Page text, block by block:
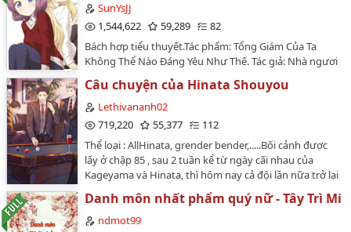
SunYsJJ
1,544,622
59,289
82
Bách hợp tiểu thuyết.Tác phẩm: Tổng Giám Của Ta
Không Thể Nào Đáng Yêu Như Thế. Tác giả: Nhà ngươi
đối diện kia nhà ăn đề lạp thước tô căn bản là không
thể ăn. Thể loại: Tình cảm, nhẹ nhàng, hiện đại, tình
một đêm, oan gia, 1×1, H scene, HE.Couple: Chung
Minh x Bạch Cẩn Niên, Đường Đường x Trần Tịnh Nhất.
Google.Edit: Sun.Tiến độ: Hoàn thành.***Vui lòng
KHÔNG COVER truyện, xin cám ơn.…
Câu chuyện của Hinata Shouyou
Lethivananh02
719,220
55,377
112
Thể loại : AllHinata, grender bender,.....Bối cảnh được
lấy ở chập 85 , sau 2 tuần kể từ ngày cãi nhau của
Kageyama và Hinata, thì hôm nay cả đội lần nữa trở lại
để đi du đấu ở Tokyo, tuy nhiên cách đó vài giờ......Lưu
ý : Ở đây Hinata bị biến đổi giới tính, có nghĩa là trở
thành nữ . Và đương nhiên vẫn trở lại thành nam bình
Danh môn nhất phẩm quý nữ - Tây Trì Mi
ndmot99